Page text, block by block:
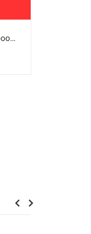
Main HP Elitebook X360 1030 G2 CPU i5/i7 Mã 6050A2848001-MB-A01 | DDR4 Bo mạch chủ Zin [Chính Hãng]
Previous
Next